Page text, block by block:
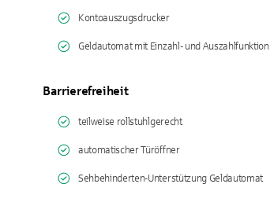
Kontoauszugsdrucker
Geldautomat mit Einzahl- und Auszahlfunktion
Barrierefreiheit
teilweise rollstuhlgerecht
automatischer Türöffner
Sehbehinderten-Unterstützung Geldautomat